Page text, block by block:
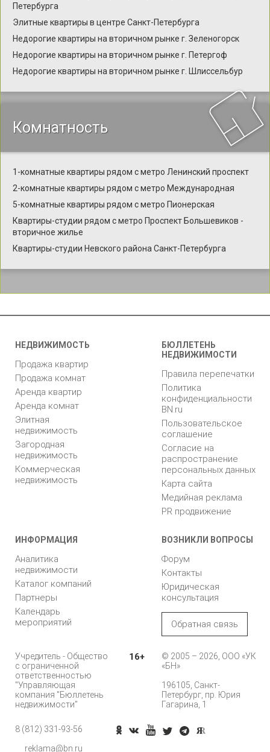
Петербурга
Элитные квартиры в центре Санкт-Петербурга
Недорогие квартиры на вторичном рынке г. Зеленогорск
Недорогие квартиры на вторичном рынке г. Петергоф
Недорогие квартиры на вторичном рынке г. Шлиссельбур
Комнатность
1-комнатные квартиры рядом с метро Ленинский проспект
2-комнатные квартиры рядом с метро Международная
5-комнатные квартиры рядом с метро Пионерская
Квартиры-студии рядом с метро Проспект Большевиков -
вторичное жилье
Квартиры-студии Невского района Санкт-Петербурга
НЕДВИЖИМОСТЬ
Продажа квартир
Продажа комнат
Аренда квартир
Аренда комнат
Элитная
недвижимость
Загородная
недвижимость
Коммерческая
недвижимость
БЮЛЛЕТЕНЬ
НЕДВИЖИМОСТИ
Правила перепечатки
Политика
конфиденциальности
BN.ru
Пользовательское
соглашение
Согласие на
распространение
персональных данных
Карта сайта
Медийная реклама
PR продвижение
ИНФОРМАЦИЯ
Аналитика
недвижимости
Каталог компаний
Партнеры
Календарь
мероприятий
ВОЗНИКЛИ ВОПРОСЫ
Форум
Контакты
Юридическая
консультация
Обратная связь
Учредитель - Общество
с ограниченной
ответственностью
"Управляющая
компания "Бюллетень
недвижимости"
16+
© 2005 – 2026, ООО «УК
«БН»
196105, Санкт-
Петербург, пр. Юрия
Гагарина, 1
8 (812) 331-93-56
reklama@bn.ru